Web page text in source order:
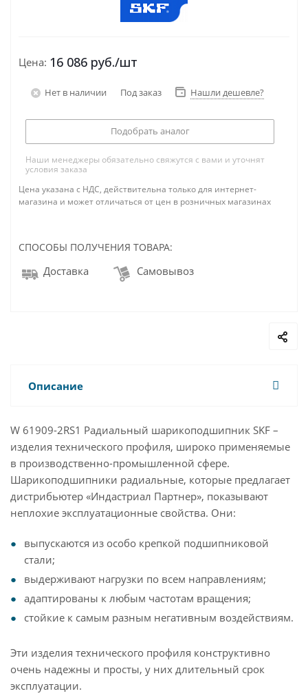
Цена: 16 086 руб./шт
Нет в наличии Под заказ Нашли дешевле?
Подобрать аналог
Наши менеджеры обязательно свяжутся с вами и уточнят
условия заказа
Цена указана с НДС, действительна только для интернет-
магазина и может отличаться от цен в розничных магазинах
СПОСОБЫ ПОЛУЧЕНИЯ ТОВАРА:
Доставка Самовывоз
Описание
W 61909-2RS1 Радиальный шарикоподшипник SKF –
изделия технического профиля, широко применяемые
в производственно-промышленной сфере.
Шарикоподшипники радиальные, которые предлагает
дистрибьютер «Индастриал Партнер», показывают
неплохие эксплуатационные свойства. Они:
выпускаются из особо крепкой подшипниковой
стали;
выдерживают нагрузки по всем направлениям;
адаптированы к любым частотам вращения;
стойкие к самым разным негативным воздействиям.
Эти изделия технического профиля конструктивно
очень надежны и просты, у них длительный срок
эксплуатации.